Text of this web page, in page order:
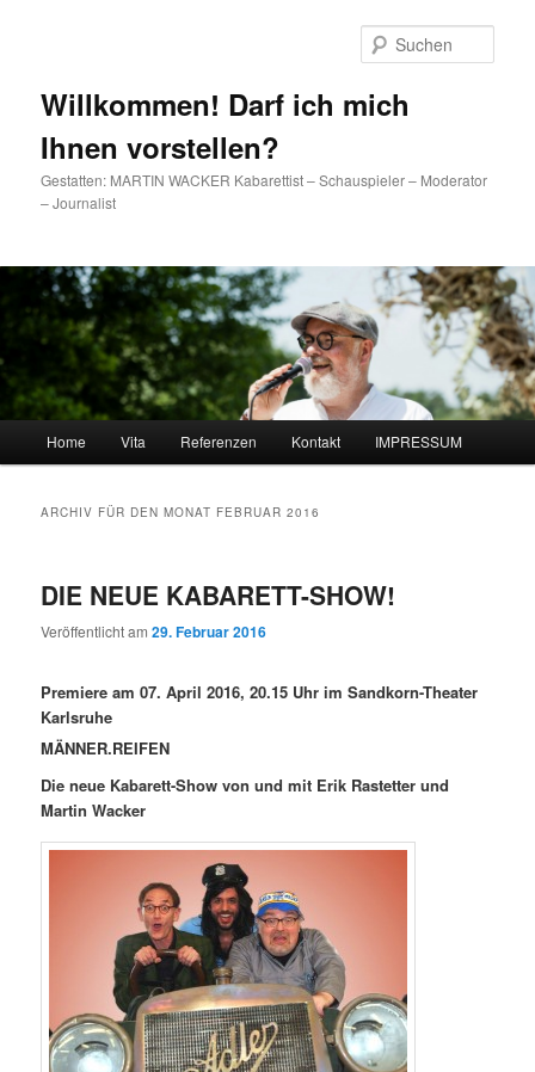
Willkommen! Darf ich mich
Ihnen vorstellen?
Gestatten: MARTIN WACKER Kabarettist – Schauspieler – Moderator
– Journalist
Zum Inhalt wechseln
Zum sekundären Inhalt wechseln
Home Vita Referenzen Kontakt IMPRESSUM
ARCHIV FÜR DEN MONAT FEBRUAR 2016
DIE NEUE KABARETT-SHOW!
Veröffentlicht am29. Februar 2016
Premiere am 07. April 2016, 20.15 Uhr im Sandkorn-Theater
Karlsruhe
MÄNNER.REIFEN
Die neue Kabarett-Show von und mit Erik Rastetter und
Martin Wacker